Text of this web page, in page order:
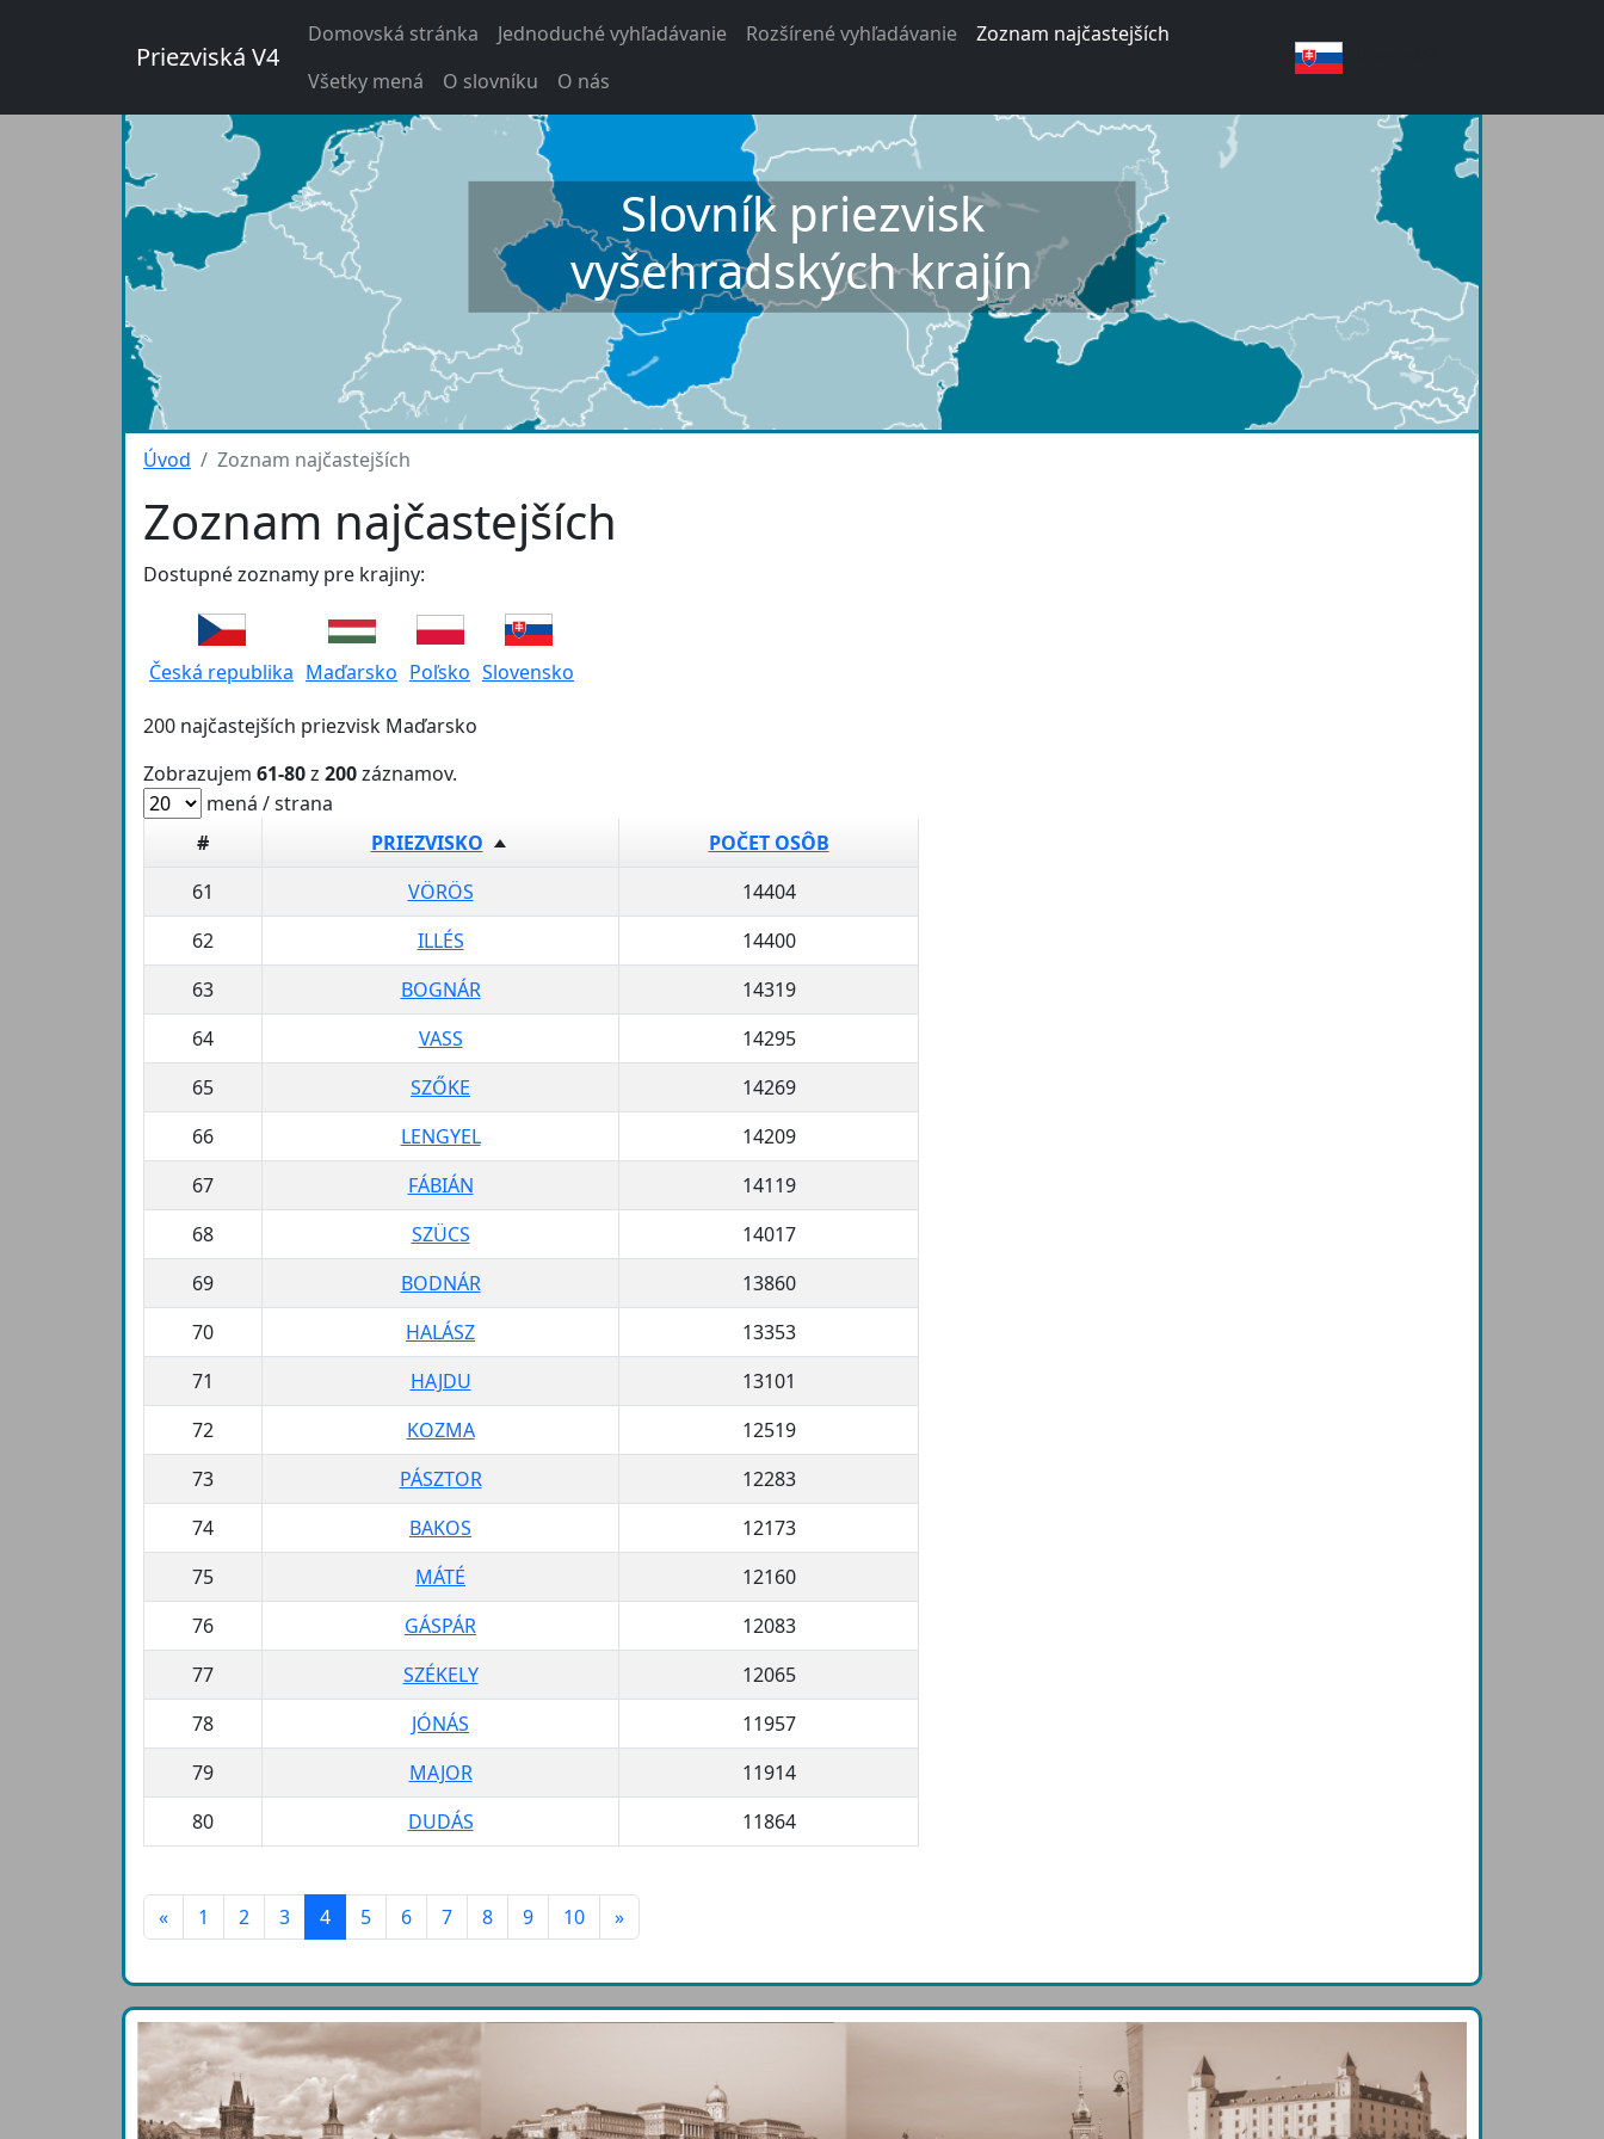
Priezviská V4
Domovská stránka Jednoduché vyhľadávanie Rozšírené vyhľadávanie
Zoznam najčastejších
Všetky mená
O slovníku O nás
Slovník priezvisk
vyšehradských krajín
Úvod Zoznam najčastejších
Zoznam najčastejších
Dostupné zoznamy pre krajiny:
Česká republika Maďarsko Poľsko Slovensko
200 najčastejších priezvisk Maďarsko
Zobrazujem 61-80z 200záznamov.
mená / strana
#
PRIEZVISKO
POČET OSÔB
61
VÖRÖS
14404
62
ILLÉS
14400
63
BOGNÁR
14319
64
VASS
14295
65
SZŐKE
14269
66
LENGYEL
14209
67
FÁBIÁN
14119
68
SZÜCS
14017
69
BODNÁR
13860
70
HALÁSZ
13353
71
HAJDU
13101
72
KOZMA
12519
73
PÁSZTOR
12283
74
BAKOS
12173
75
MÁTÉ
12160
76
GÁSPÁR
12083
77
SZÉKELY
12065
78
JÓNÁS
11957
79
MAJOR
11914
80
DUDÁS 11864
« 1 2 3 4 5 6 7 8 9 10 »